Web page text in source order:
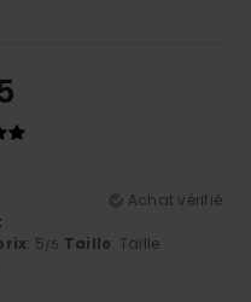
Achat vérifié
: 5/5 Taille: Taille